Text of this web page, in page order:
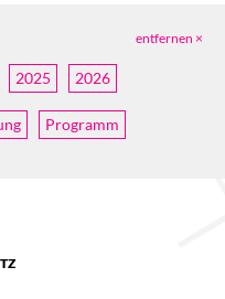
entfernen ×
2025 2026
Programm